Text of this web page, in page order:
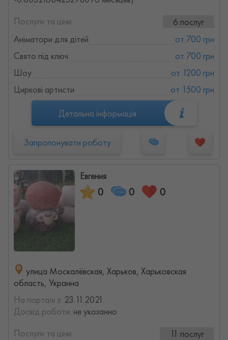
Послуги та ціни:
6 послуг
Аніматори для дітей
от 700 грн
Свято під ключ
от 700 грн
Шоу
от 1200 грн
Циркові артисти
от 1500 грн
Детальна інформація
Запропонувати роботу
Евгения
0 0 0
улица Москалёвская, Харьков, Харьковская
область, Украина
На порталі з: 23.11.2021
Досвід роботи: не указанно
Послуги та ціни:
11 послуг